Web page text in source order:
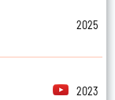
2025
2023